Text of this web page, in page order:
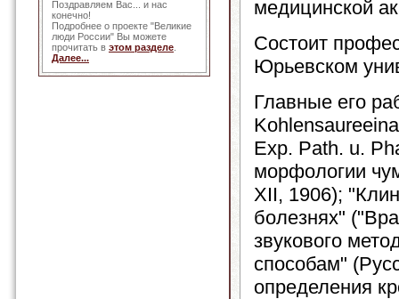
Поздравляем Вас... и нас
конечно!
Подробнее о проекте "Великие
люди России" Вы можете
прочитать в этом разделе
Далее...
медицинской
Состоит
Юрьевском
Главные его
Exp. Path. u.
морфологии
XII, 1906);
болезнях"
звукового
способам"
определения